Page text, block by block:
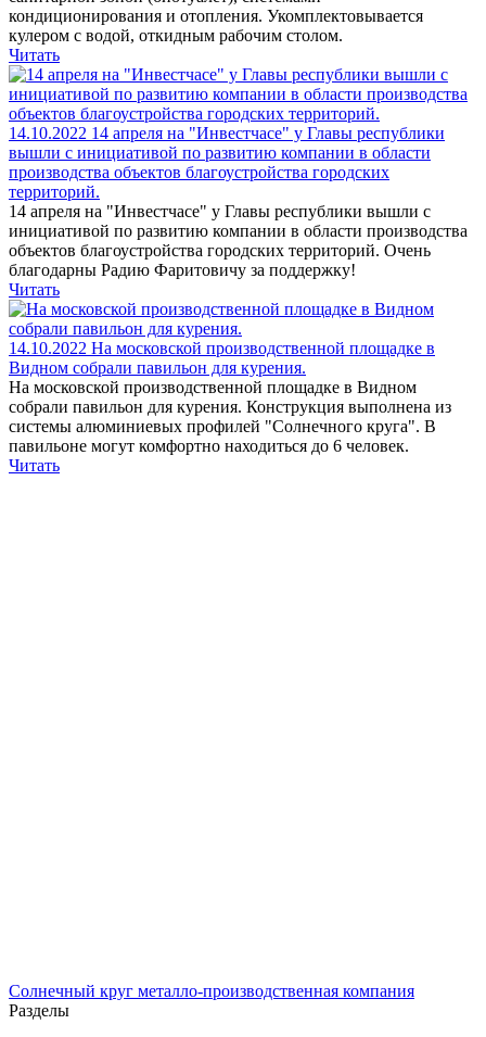
кондиционирования и отопления. Укомплектовывается
кулером с водой, откидным рабочим столом.
Читать
14.10.2022 14 апреля на "Инвестчасе" у Главы республики
вышли с инициативой по развитию компании в области
производства объектов благоустройства городских
территорий.
14 апреля на "Инвестчасе" у Главы республики вышли с
инициативой по развитию компании в области производства
объектов благоустройства городских территорий. Очень
благодарны Радию Фаритовичу за поддержку!
Читать
14.10.2022 На московской производственной площадке в
Видном собрали павильон для курения.
На московской производственной площадке в Видном
собрали павильон для курения. Конструкция выполнена из
системы алюминиевых профилей "Солнечного круга". В
павильоне могут комфортно находиться до 6 человек.
Читать
Солнечный круг металло-производственная компания
Разделы